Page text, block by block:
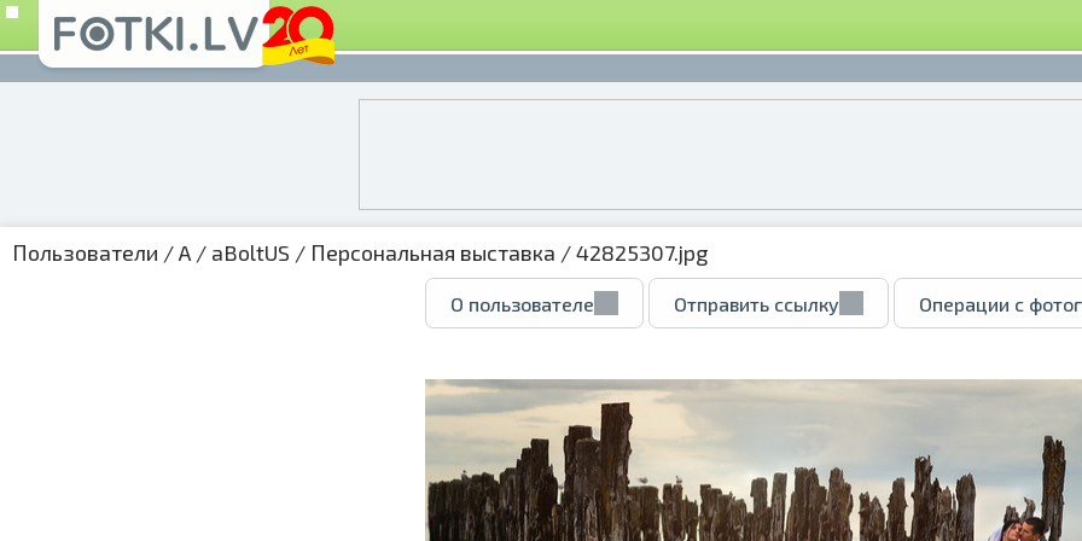
Пользователи /A / aBoltUS / Персональная выставка / 42825307.jpg
О пользователе Отправить ссылку Операции с